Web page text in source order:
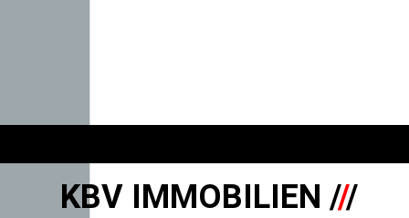
KBV IMMOBILIEN ///